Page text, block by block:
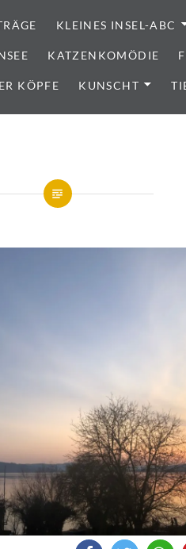
KLEINES INSEL-ABC
KATZENKOMÖDIE
KÖPFE KUNSCHT